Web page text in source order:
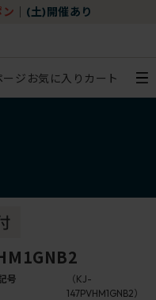
ン (土)開催あり
ージ お気に入り カート
号
（KJ-
147PVHM1GNB2）